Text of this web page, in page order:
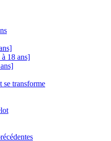
18 ans]
se transforme